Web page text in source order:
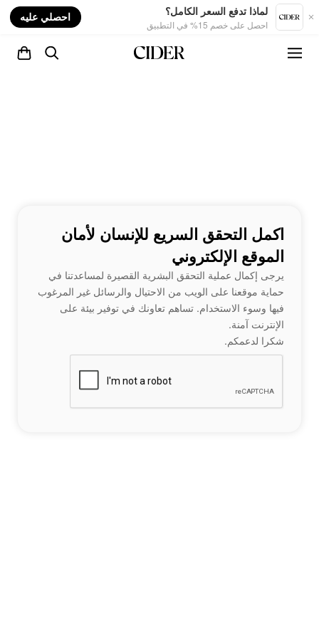
لماذا تدفع السعر الكامل؟
احصل على خصم 15% في التطبيق
احصلي عليه
اكمل التحقق السريع للإنسان لأمان
الموقع الإلكتروني
يرجى إكمال عملية التحقق البشرية القصيرة لمساعدتنا في
حماية موقعنا على الويب من الاحتيال والرسائل غير المرغوب
فيها وسوء الاستخدام. تساهم تعاونك في توفير بيئة على
الإنترنت آمنة.
شكرا لدعمكم.